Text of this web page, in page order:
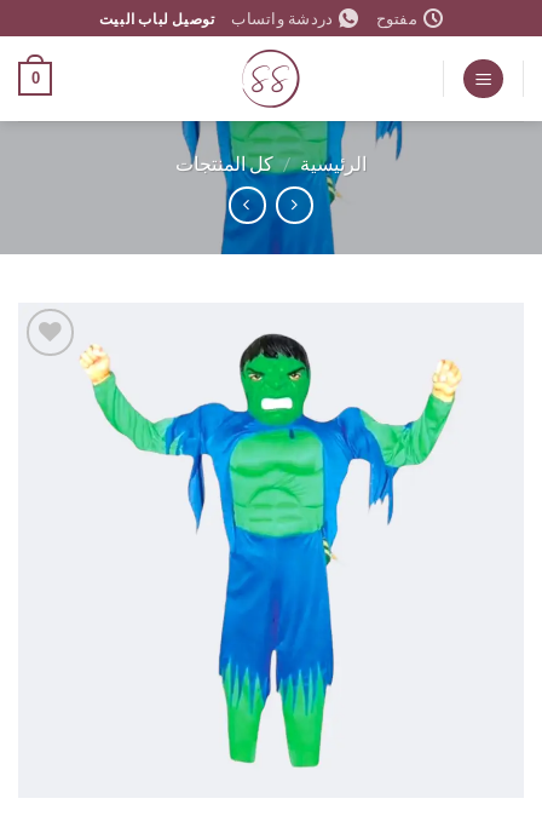
مفتوح دردشة واتساب توصيل لباب البيت
الرئيسية / كل المنتجات